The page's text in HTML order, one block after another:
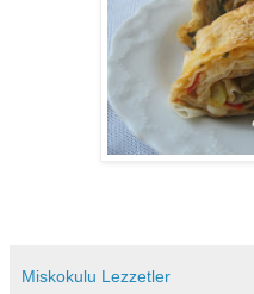
Miskokulu Lezzetler